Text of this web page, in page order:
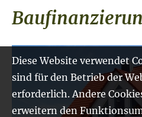
Diese Website verwendet
sind für den Betrieb der
erforderlich. Andere
erweitern den